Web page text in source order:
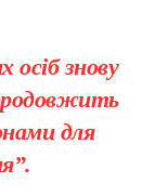
осіб знову
для